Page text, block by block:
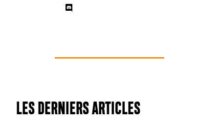
LES DERNIERS ARTICLES